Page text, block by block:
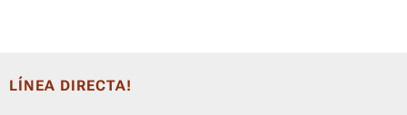
LÍNEA DIRECTA!